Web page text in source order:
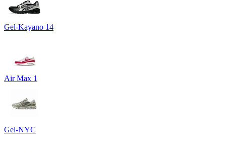
Gel-Kayano 14
Air Max 1
Gel-NYC